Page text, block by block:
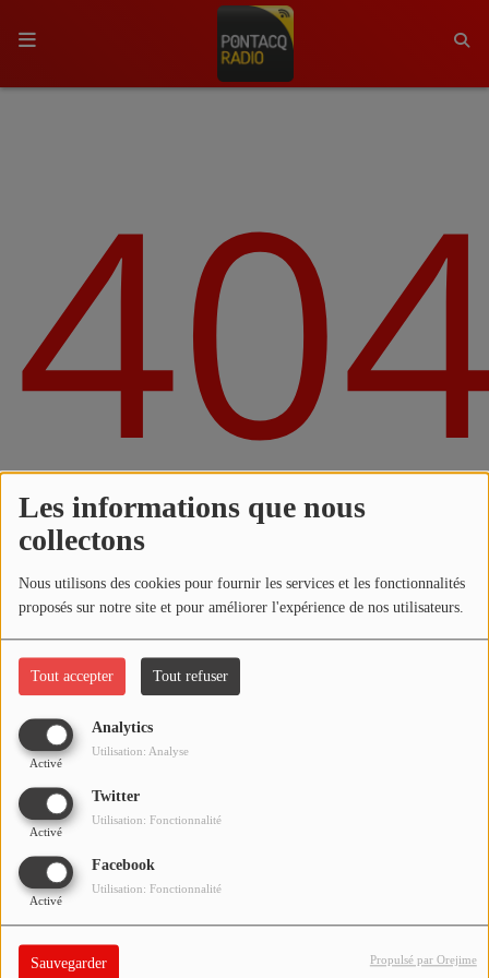
Les informations que nous
collectons
Nous utilisons des cookies pour fournir les services et les fonctionnalités
proposés sur notre site et pour améliorer l'expérience de nos utilisateurs.
Tout accepter Tout refuser
Analytics
Activé
Utilisation: Analyse
Twitter
Activé
Utilisation: Fonctionnalité
Facebook
Activé
Utilisation: Fonctionnalité
Sauvegarder Propulsé par Orejime
GRILLE DES PROGRAMMES
C'ÉTAIT QUOI CE TITRE ?
NOS PROGRAMMES COURTS
ARCHIVES - SAISONS PASSÉES
VOS ÉMISSIONS EN IMAGES
ANNONCEURS & ESPACE PRO
VOTRE PUBLICITÉ SUR PONTACQ RADIO
LOCATION DE STUDIOS
ÉDUCATION AUX MÉDIAS ET À
L'INFORMATION
EN QUOI ÇA CONSISTE ?
ÉCOUTEZ LES PRODUCTIONS
Oups, vous avez
rencontré une erreur.
Il semble que la page que vous recherchez n’existe plus.